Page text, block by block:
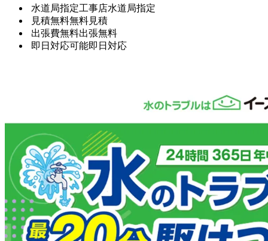
水道局指定工事店水道局指定
見積無料無料見積
出張費無料出張無料
即日対応可能即日対応